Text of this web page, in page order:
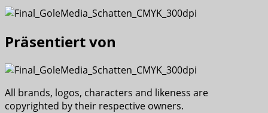
Präsentiert von
All brands, logos, characters and likeness are
copyrighted by their respective owners.